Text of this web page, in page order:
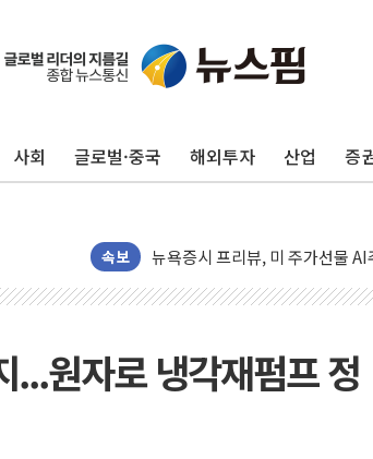
사회 글로벌·중국 해외투자 산업 증
속보
뉴욕증시 개장 전 특징주...모더
뉴욕증시 프리뷰, 미 주가선물
청와대, 북한 단거리 탄도미사일
[인도증시] 중동 긴장 완화에 실
러, 1인칭시점 드론으로 우크라
...원자로 냉각재펌프 정